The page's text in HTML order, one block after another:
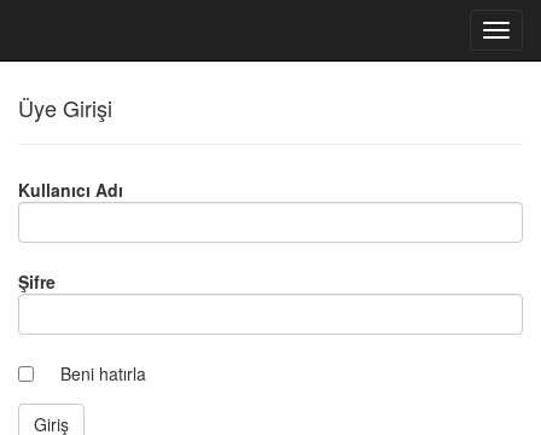
Üye Girişi
Kullanıcı Adı
Şifre
Beni hatırla